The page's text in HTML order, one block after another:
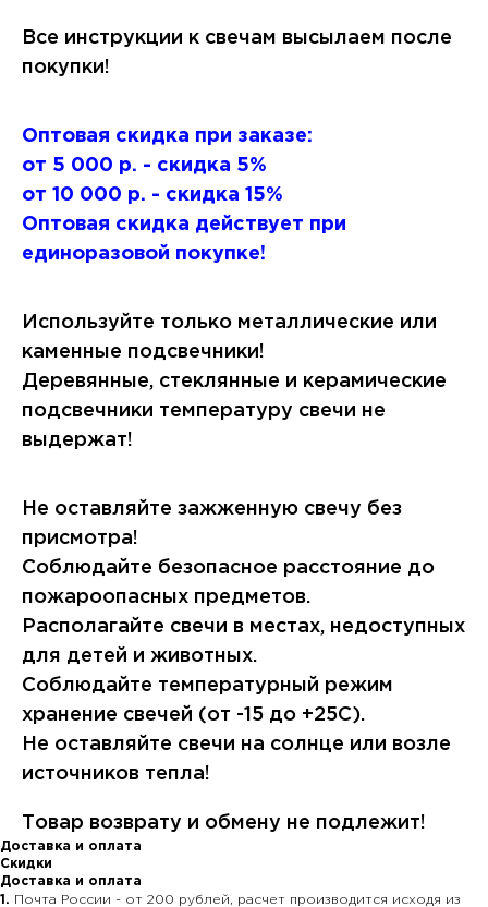
Все инструкции к свечам высылаем после
покупки!
Оптовая скидка при заказе:
от 5 000 р. - скидка 5%
от 10 000 р. - скидка 15%
Оптовая скидка действует при
единоразовой покупке!
Используйте только металлические или
каменные подсвечники!
Деревянные, стеклянные и керамические
подсвечники температуру свечи не
выдержат!
Не оставляйте зажженную свечу без
присмотра!
Соблюдайте безопасное расстояние до
пожароопасных предметов.
Располагайте свечи в местах, недоступных
для детей и животных.
Соблюдайте температурный режим
хранение свечей (от -15 до +25С).
Не оставляйте свечи на солнце или возле
источников тепла!
Товар возврату и обмену не подлежит!
Доставка и оплата
Скидки
Доставка и оплата
1. Почта России - от 200 рублей, расчет производится исходя из